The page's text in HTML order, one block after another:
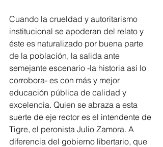
Cuando la crueldad y autoritarismo
institucional se apoderan del relato y
éste es naturalizado por buena parte
de la población, la salida ante
semejante escenario -la historia así lo
corrobora- es con más y mejor
educación pública de calidad y
excelencia. Quien se abraza a esta
suerte de eje rector es el intendente de
Tigre, el peronista Julio Zamora. A
diferencia del gobierno libertario, que